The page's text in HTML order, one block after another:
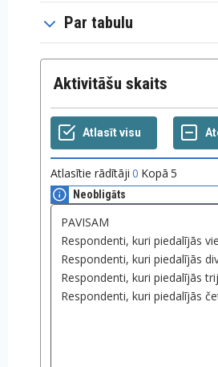
Par tabulu
Aktivitāšu skaits
Atlasītie rādītāji 0 Kopā 5
Neobligāts